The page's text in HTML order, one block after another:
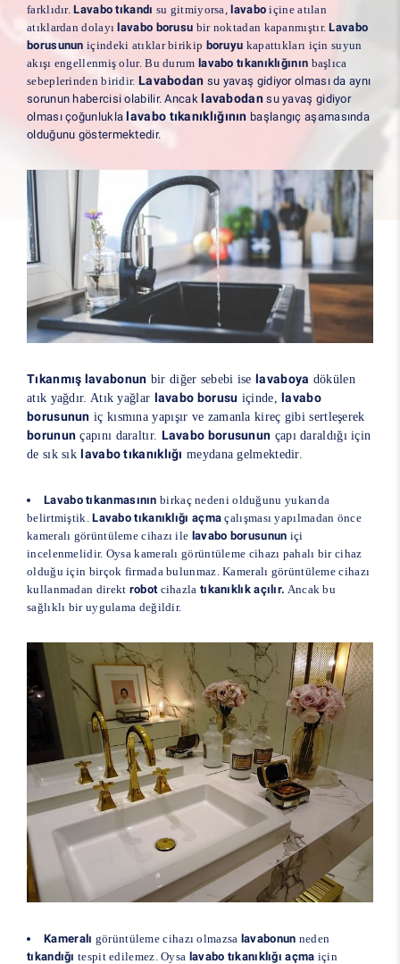
farklıdır.Lavabo tıkandı su gitmiyorsa, lavabo içine atılan
atıklardan dolayı lavabo borusu bir noktadan kapanmıştır.Lavabo
borusunun içindeki atıklar birikip boruyu kapattıkları için suyun
akışı engellenmiş olur. Bu durum lavabo tıkanıklığının başlıca
sebeplerinden biridir. Lavabodan su yavaş gidiyor olması da aynı
sorunun habercisi olabilir. Ancak lavabodansu yavaş gidiyor
olması çoğunlukla lavabo tıkanıklığının başlangıç aşamasında
olduğunu göstermektedir.
Tıkanmış lavabonun bir diğer sebebi ise lavaboya dökülen
atık yağdır. Atık yağlar lavabo borusu içinde, lavabo
borusunun iç kısmına yapışır ve zamanla kireç gibi sertleşerek
borunun çapını daraltır. Lavabo borusunun çapı daraldığı için
de sık sık lavabo tıkanıklığı meydana gelmektedir.
Lavabo tıkanmasının birkaç nedeni olduğunu yukarıda
belirtmiştik.Lavabo tıkanıklığı açma çalışması yapılmadan önce
kameralı görüntüleme cihazı ile lavabo borusunun içi
incelenmelidir. Oysa kameralı görüntüleme cihazı pahalı bir cihaz
olduğu için birçok firmada bulunmaz. Kameralı görüntüleme cihazı
kullanmadan direkt robotcihazla tıkanıklık açılır. Ancak bu
sağlıklı bir uygulama değildir.
Kameralı görüntüleme cihazı olmazsa lavabonun neden
tıkandığı tespit edilemez. Oysa lavabo tıkanıklığı açma için